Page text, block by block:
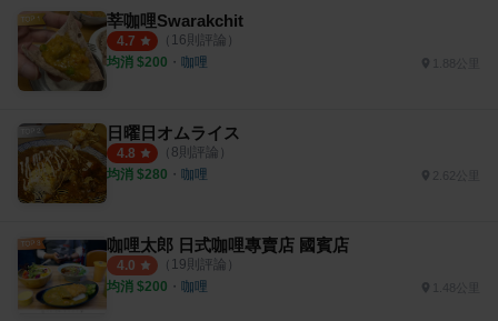
莘咖哩Swarakchit
4.7 （ 16則評論）
均消 $200 ・ 咖哩
日曜日オムライス
4.8 （ 8則評論）
均消 $280 ・ 咖哩
咖哩太郎 日式咖哩專賣店 國賓店
4.0 （ 19則評論）
均消 $200 ・ 咖哩 1.48公里